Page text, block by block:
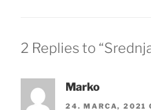
2 Replies to
Marko
24. MARCA, 2021